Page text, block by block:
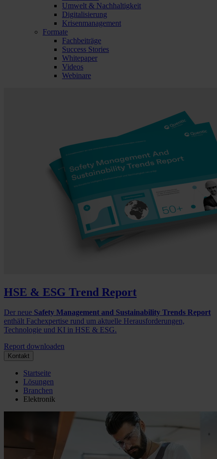
Umwelt & Nachhaltigkeit
Digitalisierung
Krisenmanagement
Formate
Fachbeiträge
Success Stories
Whitepaper
Videos
Webinare
HSE & ESG Trend Report
Der neue Safety Management and Sustainability Trends Report
enthält Fachexpertise rund um aktuelle Herausforderungen,
Technologie und KI in HSE & ESG.
Report downloaden
Kontakt
Startseite
Lösungen
Branchen
Elektronik